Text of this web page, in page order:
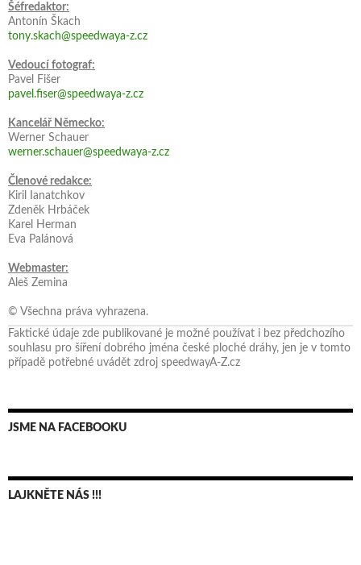
Šéfredaktor:
Antonín Škach
tony.skach@speedwaya-z.cz
Vedoucí fotograf:
Pavel Fišer
pavel.fiser@speedwaya-z.cz
Kancelář Německo:
Werner Schauer
werner.schauer@speedwaya-z.cz
Členové redakce:
Kiril Ianatchkov
Zdeněk Hrbáček
Karel Herman
Eva Palánová
Webmaster:
Aleš Zemina
© Všechna práva vyhrazena.
Faktické údaje zde publikované je možné používat i bez předchozího
souhlasu pro šíření dobrého jména české ploché dráhy, jen je v tomto
případě potřebné uvádět zdroj speedwayA-Z.cz
JSME NA FACEBOOKU
LAJKNĚTE NÁS !!!